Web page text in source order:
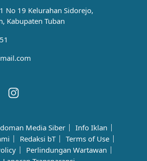
No 19 Kelurahan Sidorejo,
Kabupaten Tuban
Media Siber
Info Iklan
Redaksi bT
Terms of Use
Perlindungan Wartawan